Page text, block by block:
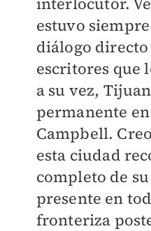
estuvo
diálogo
escritores que
a su vez,
permanente
Campbell.
esta ciudad
completo de
presente en
fronteriza